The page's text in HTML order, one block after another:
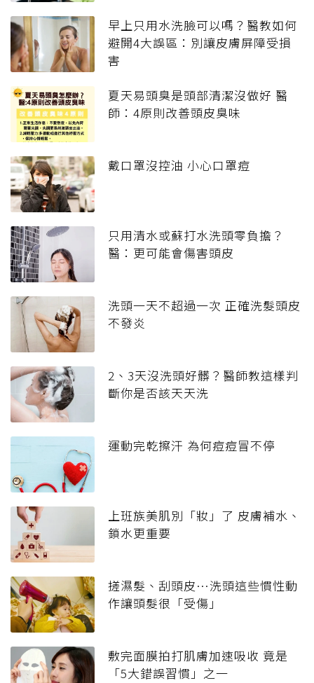
早上只用水洗臉可以嗎？醫教如何
避開4大誤區：別讓皮膚屏障受損
害
夏天易頭臭是頭部清潔沒做好 醫
師：4原則改善頭皮臭味
戴口罩沒控油 小心口罩痘
只用清水或蘇打水洗頭零負擔？
醫：更可能會傷害頭皮
洗頭一天不超過一次 正確洗髮頭皮
不發炎
2、3天沒洗頭好髒？醫師教這樣判
斷你是否該天天洗
運動完乾擦汗 為何痘痘冒不停
上班族美肌別「妝」了 皮膚補水、
鎖水更重要
搓濕髮、刮頭皮…洗頭這些慣性動
作讓頭髮很「受傷」
敷完面膜拍打肌膚加速吸收 竟是
「5大錯誤習慣」之一